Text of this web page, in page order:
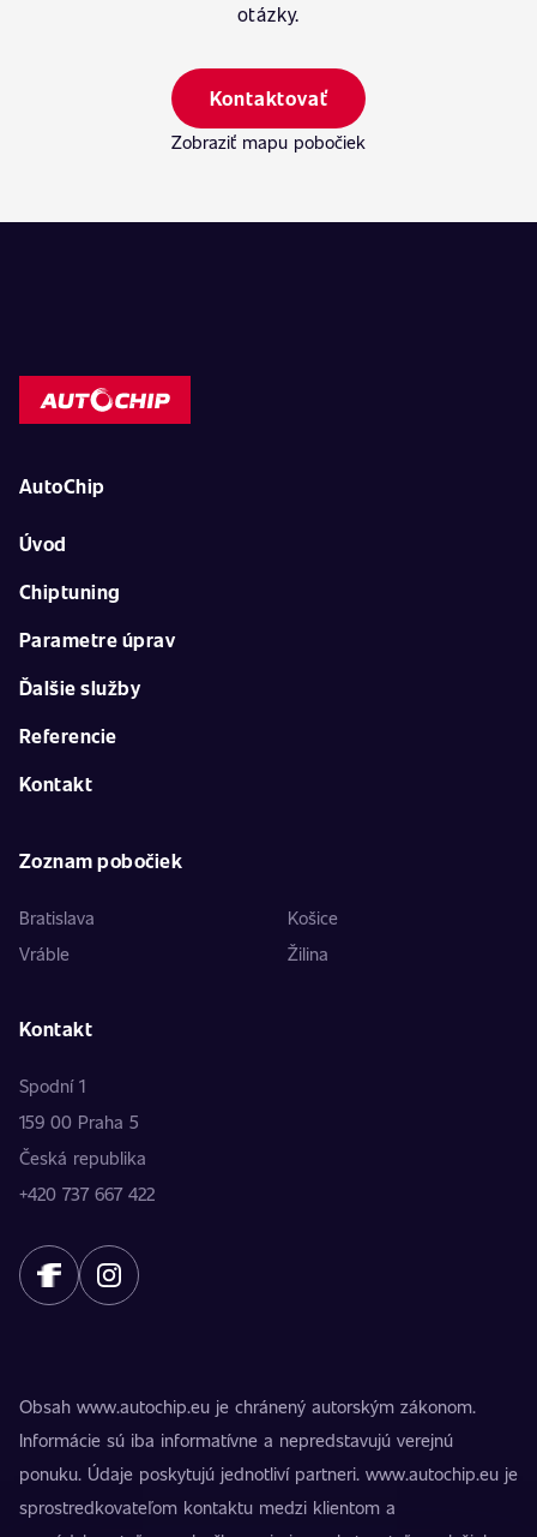
otázky.
Kontaktovať
Zobraziť mapu pobočiek
AutoChip
Úvod
Chiptuning
Parametre úprav
Ďalšie služby
Referencie
Kontakt
Zoznam pobočiek
Bratislava
Košice
Vráble
Žilina
Kontakt
Spodní 1
159 00 Praha 5
Česká republika
+420 737 667 422
Obsah www.autochip.eu je chránený autorským zákonom.
Informácie sú iba informatívne a nepredstavujú verejnú
ponuku. Údaje poskytujú jednotliví partneri. www.autochip.eu je
sprostredkovateľom kontaktu medzi klientom a